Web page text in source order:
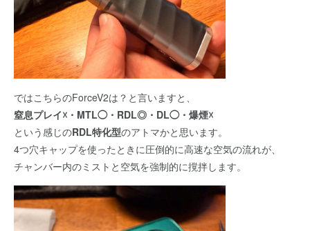
ではこちらのForceV2は？と言いますと、
窒息プレイ☓・MTL◯・RDL◎・DL◯・爆煙☓
という感じのRDL特化型のアトマかと思います。
4つ穴キャップを使ったときに圧倒的に高速な空気の流れが、
チャンバー内のミストと空気を強制的に撹拌します。